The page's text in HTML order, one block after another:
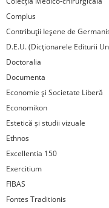
Complus
Contribuţii Ieşene de
D.E.U. (Dicţionarele Editurii
Doctoralia
Documenta
Economie şi Societate Liberă
Economikon
Estetică și studii vizuale
Ethnos
Excellentia 150
Exercitium
FIBAS
Fontes Traditionis